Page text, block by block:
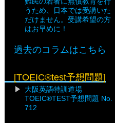
うため、日本では受講いた
だけません。受講希望の方
はお早めに！
過去のコラムはこちら
[TOEIC®test予想問題]
大阪英語特訓道場
TOEIC®TEST予想問題 No.
712